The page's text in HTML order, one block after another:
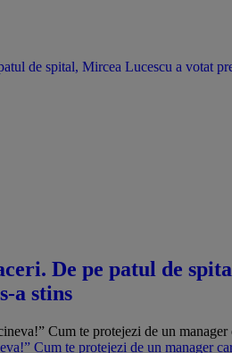
de spital, Mircea Lucescu a votat
De pe patul de
a stins
Cum te protejezi de un manager